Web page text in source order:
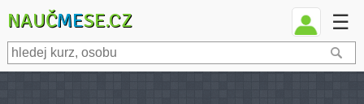
NAUČMESE.CZ ☰